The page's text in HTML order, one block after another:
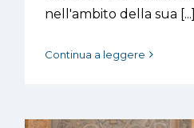
nell'ambito della sua [...]
Continua a leggere